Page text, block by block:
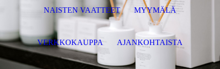
NAISTEN VAATTEET MYYMÄLÄ
VERKKOKAUPPA AJANKOHTAISTA